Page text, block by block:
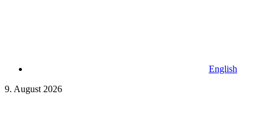
English
9. August 2026